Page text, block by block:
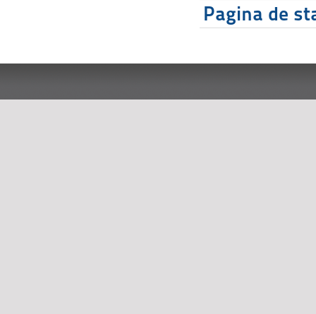
Pagina de